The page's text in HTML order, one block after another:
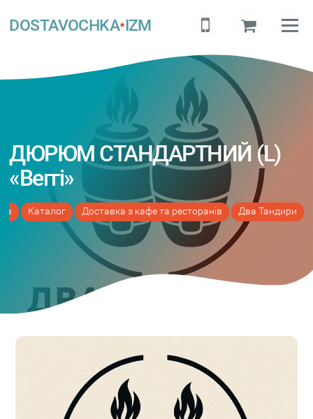
DOSTAVOCHKA•IZM
ДЮРЮМ СТАНДАРТНИЙ (L)
«Веггі»
Каталог Доставка з кафе та ресторанів Два Тандири